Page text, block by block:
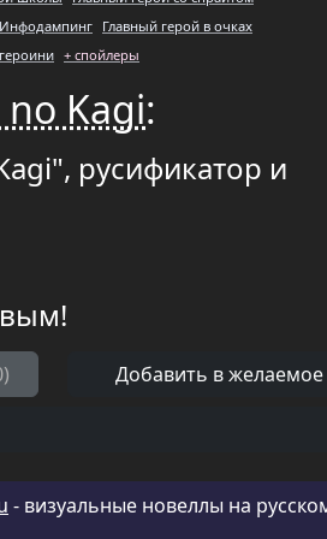
Инфодампинг Главный герой в очках
+ спойлеры
Kagi:
русификатор и
Добавить в желаемое
- визуальные новеллы на